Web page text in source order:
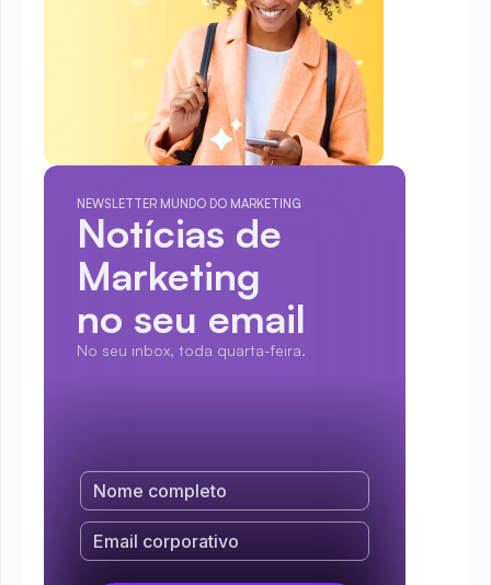
NEWSLETTER MUNDO DO MARKETING
Notícias de
Marketing
no seu email
No seu inbox, toda quarta-feira.